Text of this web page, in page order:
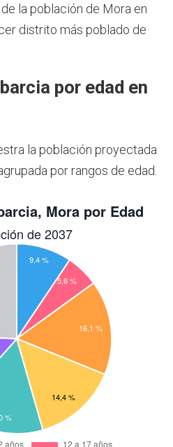
la población de Mora en
distrito más poblado de
por edad en
la población proyectada
por rangos de edad.